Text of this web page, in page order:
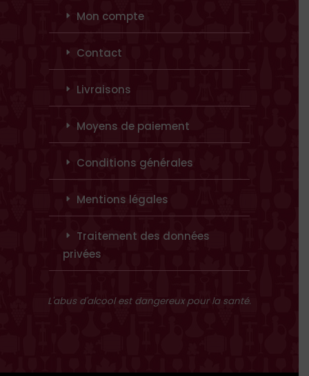
Mon compte
Contact
Livraisons
Moyens de paiement
Conditions générales
Mentions légales
Traitement des données
privées
L'abus d'alcool est dangereux pour la santé.